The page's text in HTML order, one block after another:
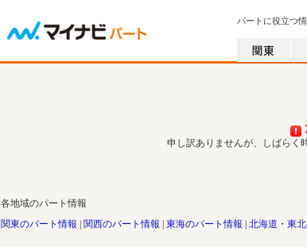
パートに役立つ
申し訳ありませんが、しばらく
各地域のパート情報
関東のパート情報
関西のパート情報 東海のパート情報 北海道・東